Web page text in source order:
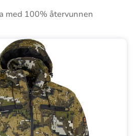
med 100% återvunnen